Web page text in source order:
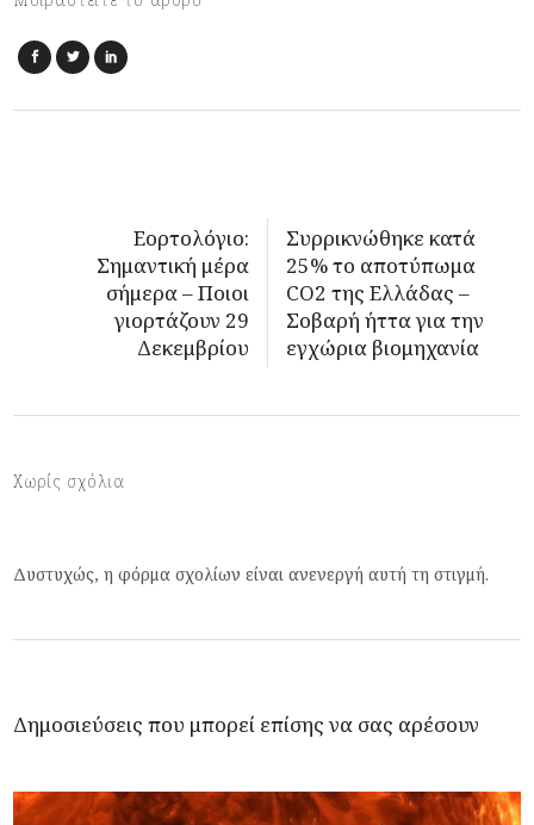
Εορτολόγιο:
Σημαντική μέρα
σήμερα – Ποιοι
γιορτάζουν 29
Δεκεμβρίου
Συρρικνώθηκε κατά
25% το αποτύπωμα
CO2 της Ελλάδας –
Σοβαρή ήττα για την
εγχώρια βιομηχανία
Χωρίς σχόλια
Δυστυχώς, η φόρμα σχολίων είναι ανενεργή αυτή τη στιγμή.
Δημοσιεύσεις που μπορεί επίσης να σας αρέσουν